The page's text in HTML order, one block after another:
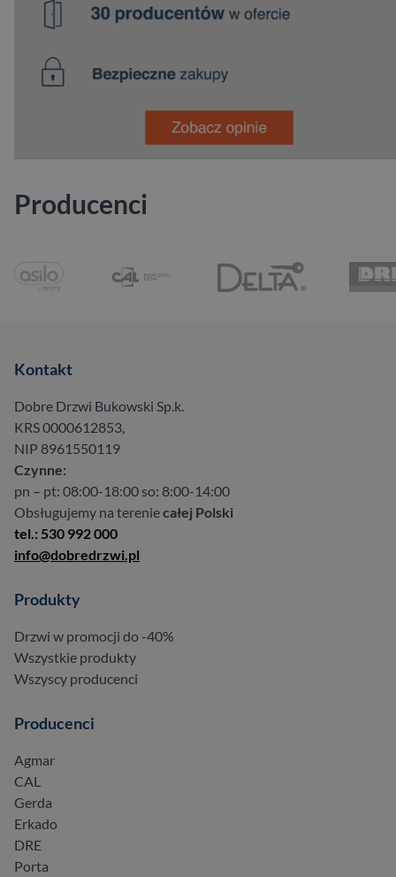
Producenci
Kontakt
Dobre Drzwi Bukowski Sp.k.
KRS 0000612853,
NIP 8961550119
Czynne:
pn – pt: 08:00-18:00 so: 8:00-14:00
Obsługujemy na tereniecałej Polski
tel.: 530 992 000
info@dobredrzwi.pl
Produkty
Drzwi w promocji do -40%
Wszystkie produkty
Wszyscy producenci
Producenci
Agmar
CAL
Gerda
Erkado
DRE
Porta